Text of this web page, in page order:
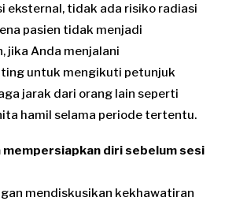
eksternal, tidak ada risiko radiasi
pasien tidak menjadi
jika Anda menjalani
untuk mengikuti petunjuk
jarak dari orang lain seperti
hamil selama periode tertentu.
mempersiapkan diri sebelum sesi
mendiskusikan kekhawatiran